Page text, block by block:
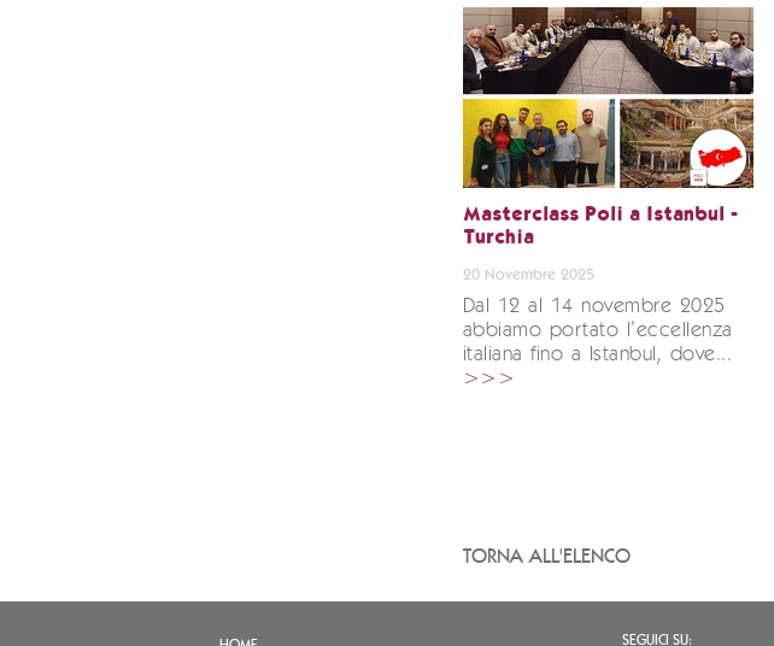
Masterclass Poli a Istanbul -
Turchia
20 Novembre 2025
Dal 12 al 14 novembre 2025
abbiamo portato l’eccellenza
italiana fino a Istanbul, dove...
>>>
TORNA ALL'ELENCO
SEGUICI SU: